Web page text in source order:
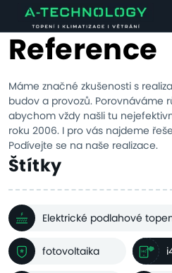
Reference
Máme značné zkušenosti s
budov a provozů. Porovnáváme
abychom vždy našli tu
roku 2006. I pro vás najdeme
Podívejte se na naše realizace.
Štítky
Elektrické podlahové
fotovoltaika